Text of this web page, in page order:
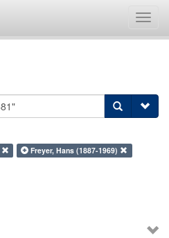
Freyer, Hans (1887-1969)